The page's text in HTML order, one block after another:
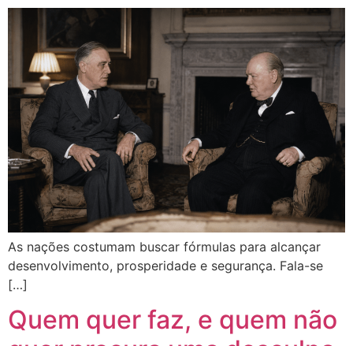
As nações costumam buscar fórmulas para alcançar
desenvolvimento, prosperidade e segurança. Fala-se
[…]
Quem quer faz, e quem não